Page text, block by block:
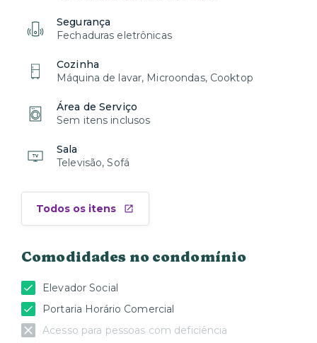
Segurança
Fechaduras eletrônicas
Cozinha
Máquina de lavar, Microondas, Cooktop
Área de Serviço
Sem itens inclusos
Sala
Televisão, Sofá
Todos os itens
Comodidades no condomínio
Elevador Social
Portaria Horário Comercial
Acesso para pessoas com deficiência